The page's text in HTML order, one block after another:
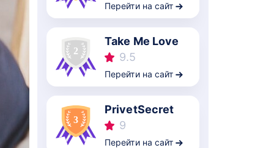
Перейти на сайт
Take Me Love
9.5
Перейти на сайт
PrivetSecret
9
Перейти на сайт